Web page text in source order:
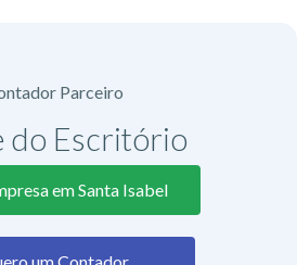
Parceiro
do Escritório​
em Santa Isabel